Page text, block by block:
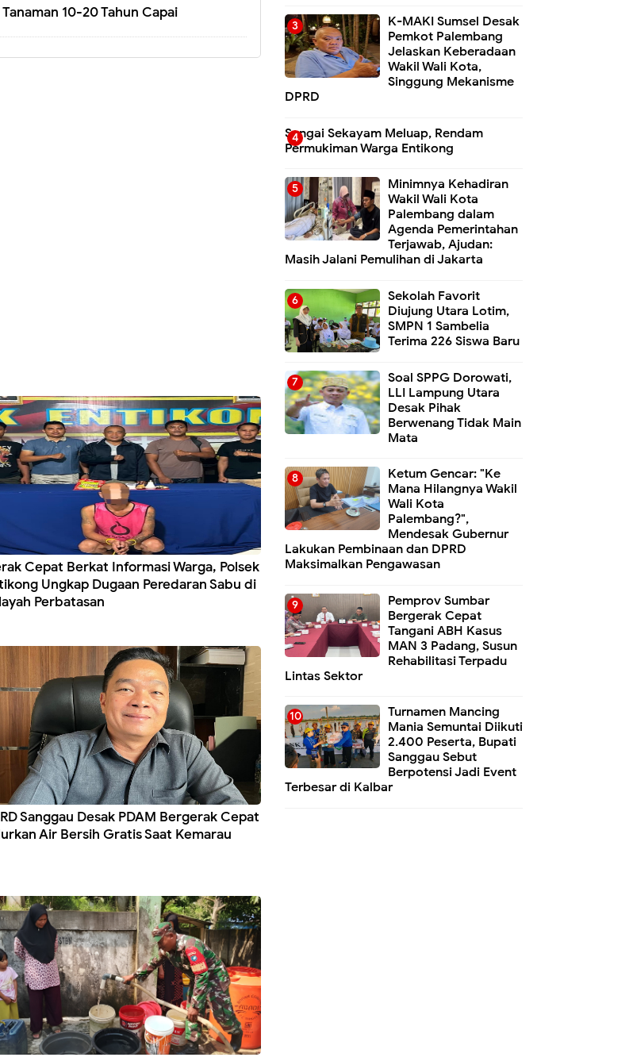
10-20 Tahun Capai
Cepat Berkat Informasi Warga, Polsek
Ungkap Dugaan Peredaran Sabu di
Perbatasan
Sanggau Desak PDAM Bergerak Cepat
Air Bersih Gratis Saat Kemarau
K-MAKI Sumsel Desak
Pemkot Palembang
Jelaskan Keberadaan
Wakil Wali Kota,
Singgung Mekanisme
DPRD
Sungai Sekayam Meluap, Rendam
Permukiman Warga Entikong
Minimnya Kehadiran
Wakil Wali Kota
Palembang dalam
Agenda Pemerintahan
Terjawab, Ajudan:
Masih Jalani Pemulihan di Jakarta
Sekolah Favorit
Diujung Utara Lotim,
SMPN 1 Sambelia
Terima 226 Siswa Baru ‎
Soal SPPG Dorowati,
LLI Lampung Utara
Desak Pihak
Berwenang Tidak Main
Mata
Ketum Gencar: "Ke
Mana Hilangnya Wakil
Wali Kota
Palembang?",
Mendesak Gubernur
Lakukan Pembinaan dan DPRD
Maksimalkan Pengawasan
Pemprov Sumbar
Bergerak Cepat
Tangani ABH Kasus
MAN 3 Padang, Susun
Rehabilitasi Terpadu
Lintas Sektor
Turnamen Mancing
Mania Semuntai Diikuti
2.400 Peserta, Bupati
Sanggau Sebut
Berpotensi Jadi Event
Terbesar di Kalbar